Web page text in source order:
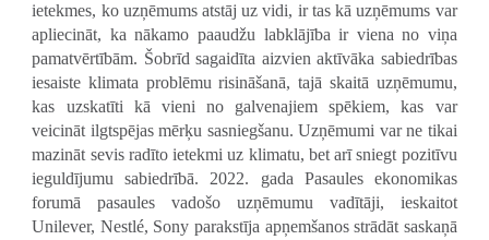
ietekmes, ko uzņēmums atstāj uz vidi, ir tas kā uzņēmums var
apliecināt, ka nākamo paaudžu labklājība ir viena no viņa
pamatvērtībām. Šobrīd sagaidīta aizvien aktīvāka sabiedrības
iesaiste klimata problēmu risināšanā, tajā skaitā uzņēmumu,
kas uzskatīti kā vieni no galvenajiem spēkiem, kas var
veicināt ilgtspējas mērķu sasniegšanu. Uzņēmumi var ne tikai
mazināt sevis radīto ietekmi uz klimatu, bet arī sniegt pozitīvu
ieguldījumu sabiedrībā. 2022. gada Pasaules ekonomikas
forumā pasaules vadošo uzņēmumu vadītāji, ieskaitot
Unilever, Nestlé, Sony parakstīja apņemšanos strādāt saskaņā